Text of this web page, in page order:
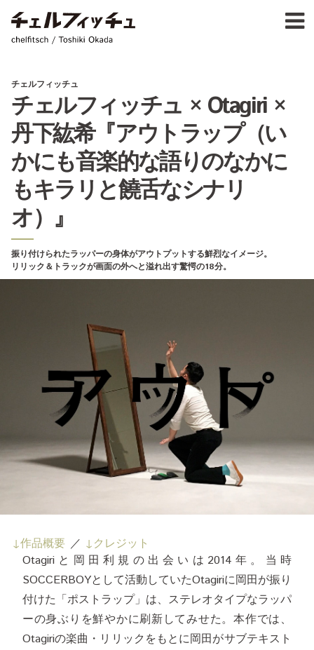
chelfitsch / toshiki okada
Ja
FOR
©1997–2017
チェルフィッチュ
チェルフィッチュ × Otagiri ×
丹下紘希『アウトラップ（い
かにも音楽的な語りのなかに
もキラリと饒舌なシナリ
オ）』
振り付けられたラッパーの身体がアウトプットする鮮烈なイメージ。
リリック＆トラックが画面の外へと溢れ出す驚愕の18分。
作品概要
クレジット
Otagiriと岡田利規の出会いは2014年。当時
SOCCERBOYとして活動していたOtagiriに岡田が振り
付けた「ポストラップ」は、ステレオタイプなラッパ
ーの身ぶりを鮮やかに刷新してみせた。本作では、
Otagiriの楽曲・リリックをもとに岡田がサブテキスト